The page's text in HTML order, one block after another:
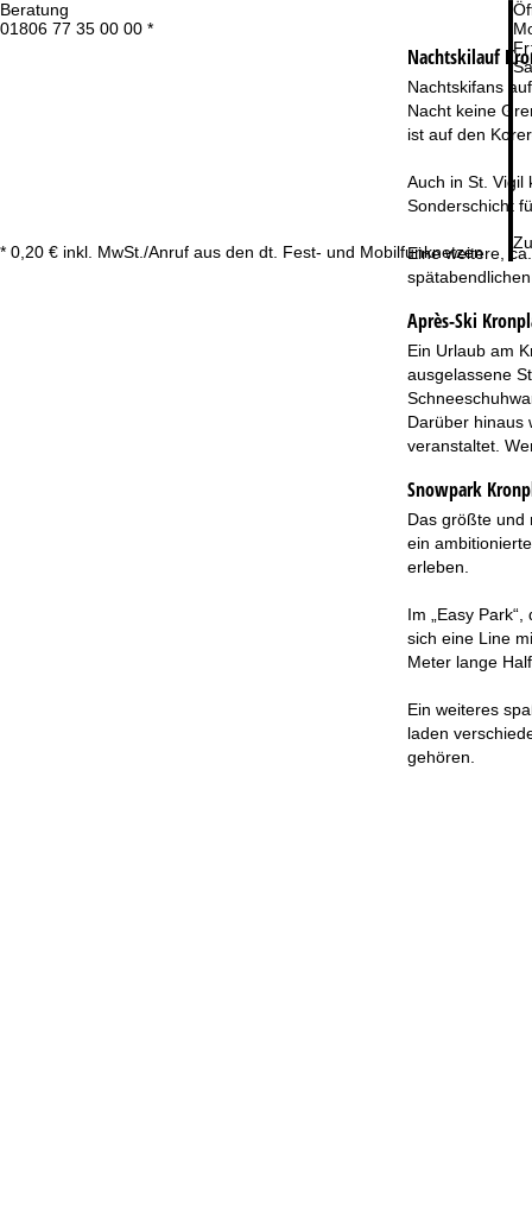
Beratung
01806 77 35 00 00 *
* 0,20 € inkl. MwSt./Anruf aus den dt. Fest- und Mobilfunknetzen
Fr:
Nachtskilauf
Nachtskifans
Nacht keine
ist auf den
Auch in St. Vigil
Sonderschicht
Eine weitere,
Après-Ski
Ein Urlaub am
ausgelassene
Darüber hinaus
veranstaltet.
Snowpark
Das größte und
ein
erleben.
Im „Easy
sich eine Line
Meter lange
Ein weiteres
laden
gehören.